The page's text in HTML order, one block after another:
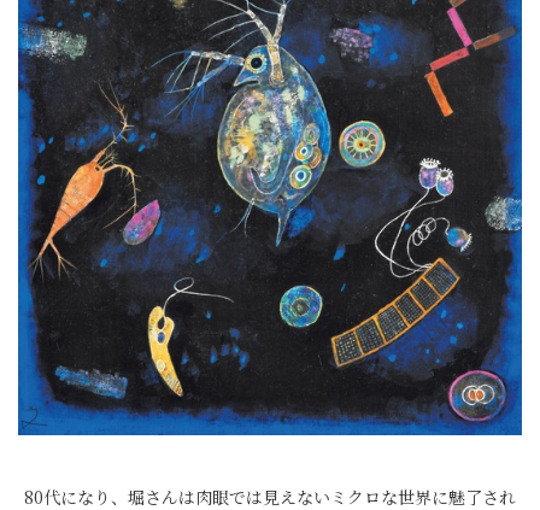
80代になり、堀さんは肉眼では見えないミクロな世界に魅了され